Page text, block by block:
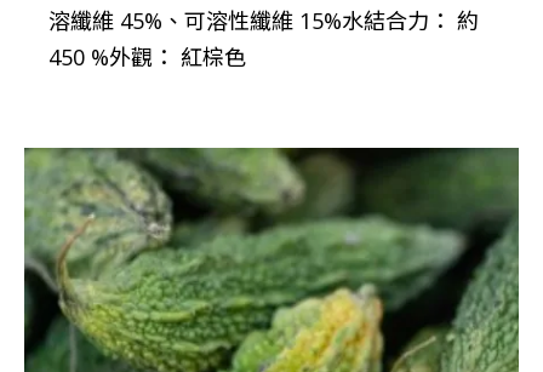
溶纖維 45%、可溶性纖維 15%水結合力： 約
450 %外觀： 紅棕色